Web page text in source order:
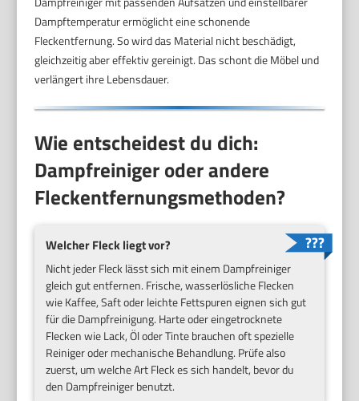
Dampftemperatur ermöglicht eine schonende
Fleckentfernung. So wird das Material nicht beschädigt,
gleichzeitig aber effektiv gereinigt. Das schont die Möbel und
verlängert ihre Lebensdauer.
Wie entscheidest du dich:
Dampfreiniger oder andere
Fleckentfernungsmethoden?
Welcher Fleck liegt vor?
Nicht jeder Fleck lässt sich mit einem Dampfreiniger
gleich gut entfernen. Frische, wasserlösliche Flecken
wie Kaffee, Saft oder leichte Fettspuren eignen sich gut
für die Dampfreinigung. Harte oder eingetrocknete
Flecken wie Lack, Öl oder Tinte brauchen oft spezielle
Reiniger oder mechanische Behandlung. Prüfe also
zuerst, um welche Art Fleck es sich handelt, bevor du
den Dampfreiniger benutzt.